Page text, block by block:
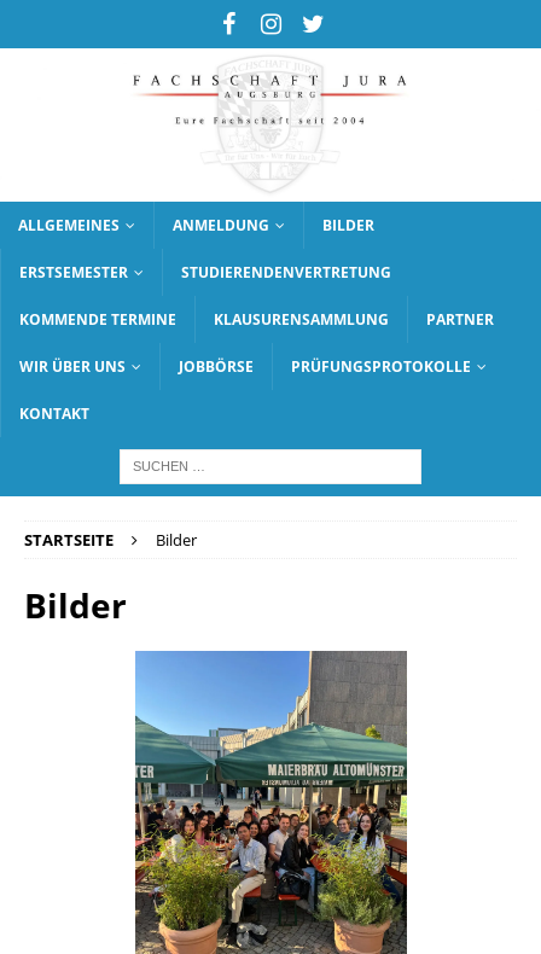
ALLGEMEINES ANMELDUNG BILDER
ERSTSEMESTER STUDIERENDENVERTRETUNG
KOMMENDE TERMINE KLAUSURENSAMMLUNG PARTNER
WIR ÜBER UNS JOBBÖRSE PRÜFUNGSPROTOKOLLE
KONTAKT
STARTSEITE Bilder
Bilder